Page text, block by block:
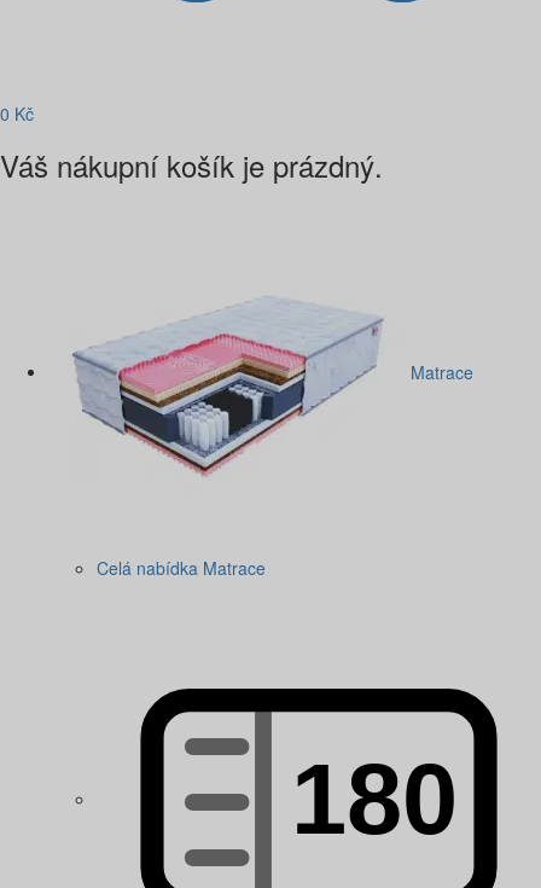
0 Kč
Váš nákupní košík je prázdný.
Matrace
Celá nabídka Matrace